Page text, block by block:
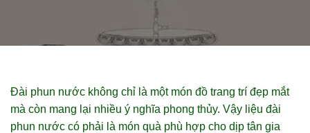
Đài phun nước không chỉ là một món đồ trang trí đẹp mắt
mà còn mang lại nhiều ý nghĩa phong thủy. Vậy liệu đài
phun nước có phải là món quà phù hợp cho dịp tân gia